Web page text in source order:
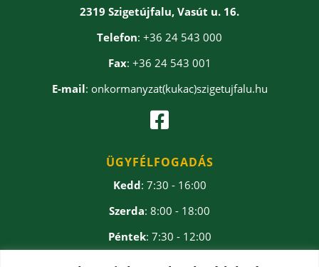
2319 Szigetújfalu, Vasút u. 16.
Telefon: +36 24 543 000
Fax: +36 24 543 001
E-mail: onkormanyzat(kukac)szigetujfalu.hu

ÜGYFÉLFOGADÁS
Kedd: 7:30 - 16:00
Szerda: 8:00 - 18:00
Péntek: 7:30 - 12:00